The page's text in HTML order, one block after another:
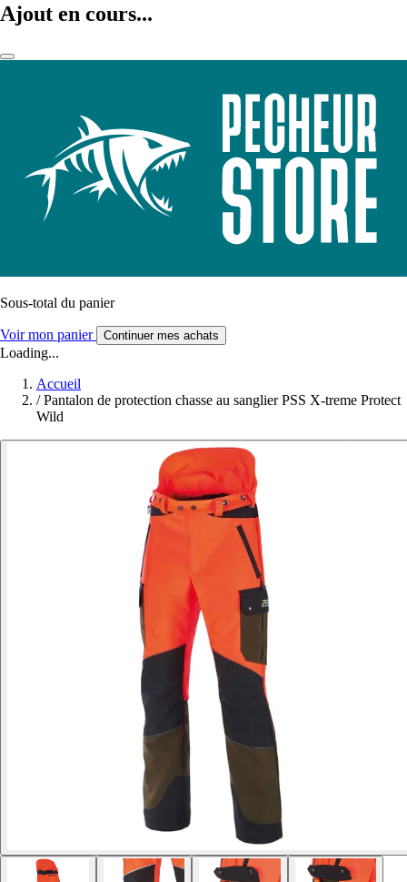
Ajout en cours...
Sous-total du panier
Voir mon panier Continuer mes achats
Loading...
Accueil
/ Pantalon de protection chasse au sanglier PSS X-treme Protect
Wild